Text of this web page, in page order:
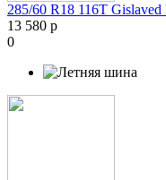
285/60 R18 116T
13 580 р
0